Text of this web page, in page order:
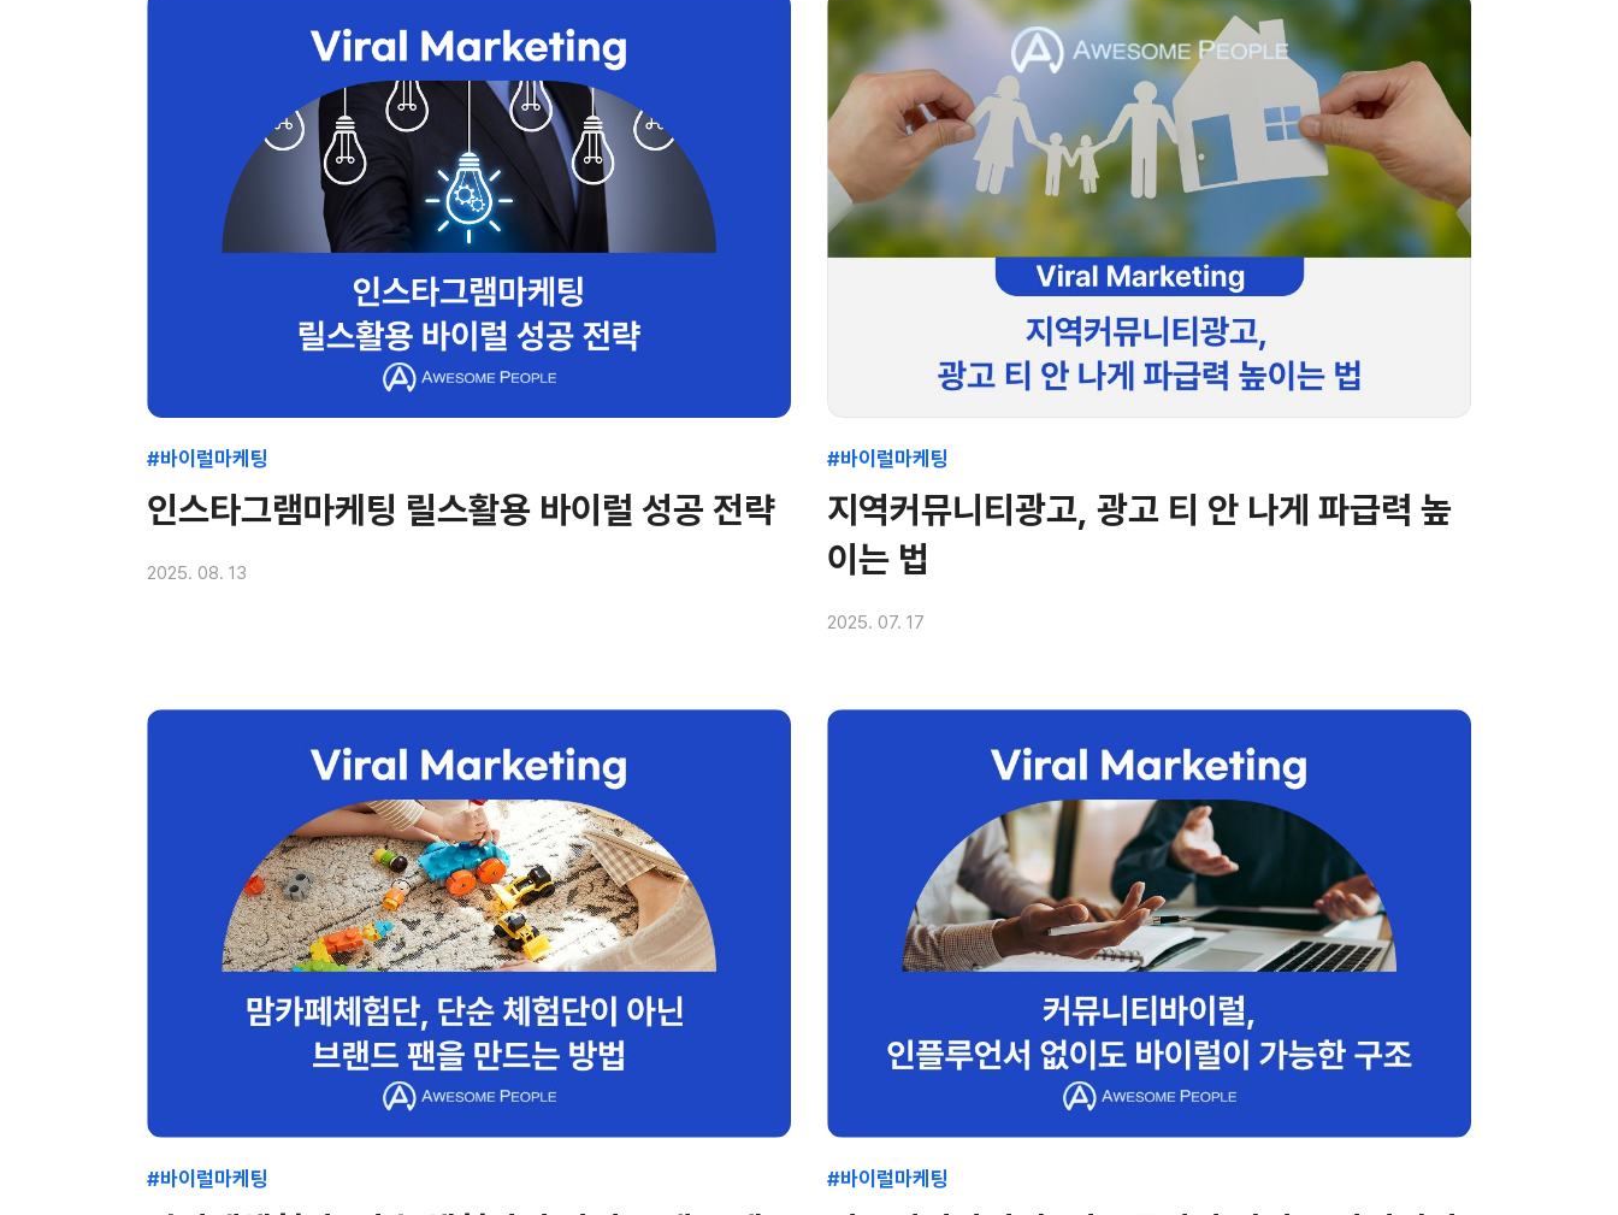
#바이럴마케팅
인스타그램마케팅 릴스활용 바이럴 성공 전략
2025. 08. 13
#바이럴마케팅
지역커뮤니티광고, 광고 티 안 나게 파급력 높
이는 법
2025. 07. 17
#바이럴마케팅 #바이럴마케팅